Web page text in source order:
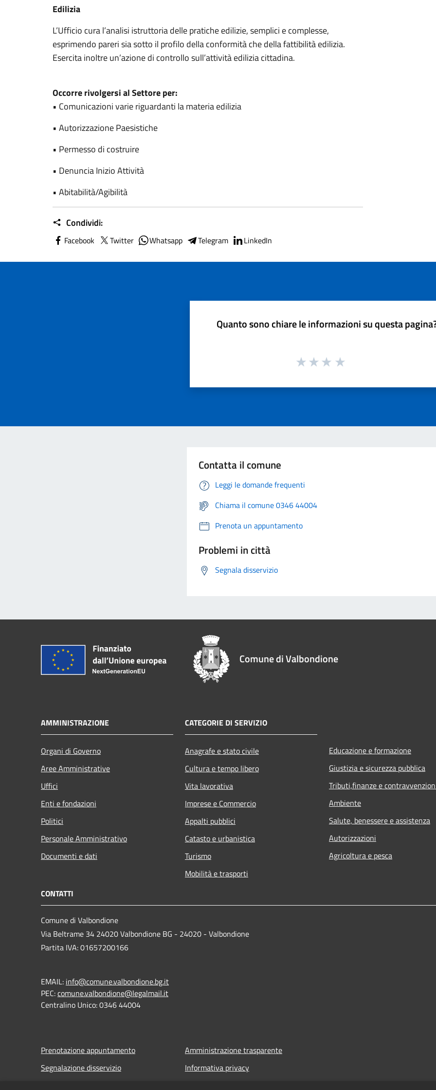
Edilizia
L’Ufficio cura l’analisi istruttoria delle pratiche edilizie, semplici e complesse,
esprimendo pareri sia sotto il profilo della conformità che della fattibilità edilizia.
Esercita inoltre un’azione di controllo sull’attività edilizia cittadina.
Occorre rivolgersi al Settore per:
• Comunicazioni varie riguardanti la materia edilizia
• Autorizzazione Paesistiche
• Permesso di costruire
• Denuncia Inizio Attività
• Abitabilità/Agibilità
Condividi:
Facebook Twitter Whatsapp Telegram LinkedIn
Quanto sono chiare le informazioni su questa
Contatta il comune
Leggi le domande frequenti
Chiama il comune 0346 44004
Prenota un appuntamento
Problemi in città
Segnala disservizio
Comune di Valbondione
AMMINISTRAZIONE
Organi di Governo
Aree Amministrative
Uffici
Enti e fondazioni
Politici
Personale Amministrativo
Documenti e dati
CATEGORIE DI SERVIZIO
Anagrafe e stato civile
Cultura e tempo libero
Vita lavorativa
Imprese e Commercio
Appalti pubblici
Catasto e urbanistica
Turismo
Mobilità e trasporti
Educazione e formazione
Giustizia e sicurezza pubblica
Tributi,finanze e
Ambiente
Salute, benessere e assistenza
Autorizzazioni
Agricoltura e pesca
CONTATTI
Comune di Valbondione
Via Beltrame 34 24020 Valbondione BG - 24020 - Valbondione
Partita IVA: 01657200166
EMAIL: info@comune.valbondione.bg.it
PEC:comune.valbondione@legalmail.it
Centralino Unico: 0346 44004
Prenotazione appuntamento
Segnalazione disservizio
Amministrazione trasparente
Informativa privacy